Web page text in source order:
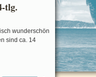
tlg.
wunderschön
sind ca. 14